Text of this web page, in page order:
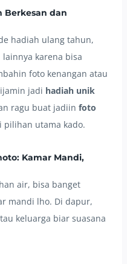
Berkesan dan
hadiah ulang tahun,
karena bisa
foto kenangan atau
jadi hadiah unik
ragu buat jadiin foto
pilihan utama kado.
Kamar Mandi,
air, bisa banget
mandi lho. Di dapur,
keluarga biar suasana